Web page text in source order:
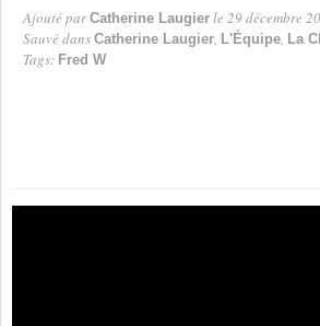
Ajouté par Catherine Laugier le 29 décembre
Sauvé dans Catherine Laugier, L'Équipe, La
Tags: Fred W